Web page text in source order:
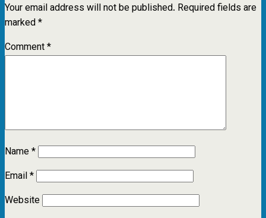
Your email address will not be published. Required fields are
marked*
Comment*
Name*
Email*
Website